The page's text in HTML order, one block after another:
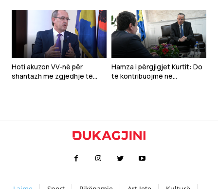
Kuvendit
Hoti akuzon VV-në për
shantazh me zgjedhje të
Hamza i përgjigjet Kurtit: Do
të kontribuojmë në